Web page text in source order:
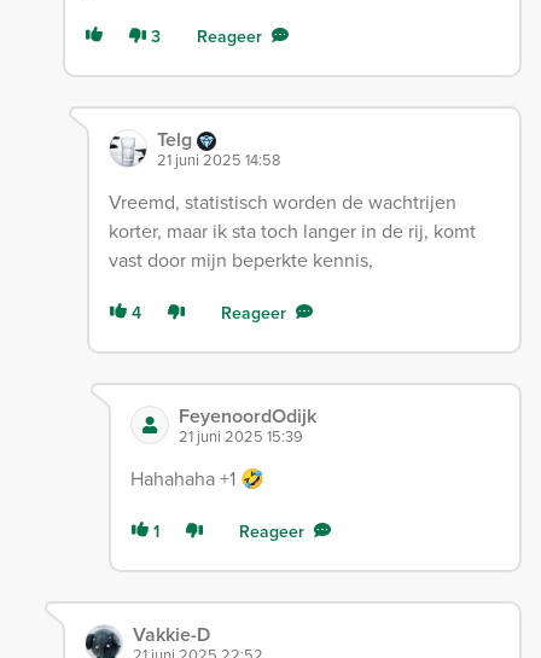
3 Reageer
Telg
21 juni 2025 14:58
Vreemd, statistisch worden de wachtrijen
korter, maar ik sta toch langer in de rij, komt
vast door mijn beperkte kennis,
4 Reageer
FeyenoordOdijk
21 juni 2025 15:39
Hahahaha +1 🤣
1 Reageer
Vakkie-D